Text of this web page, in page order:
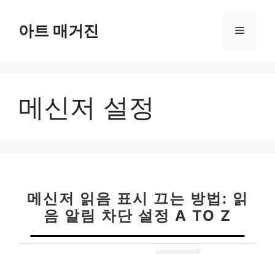
아트 매거진 메
메신저 설정
메신저 읽음 표시 끄는 방법: 읽
음 알림 차단 설정 A TO Z